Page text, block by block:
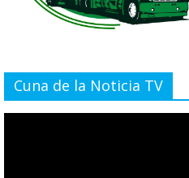
Cuna de la Noticia TV